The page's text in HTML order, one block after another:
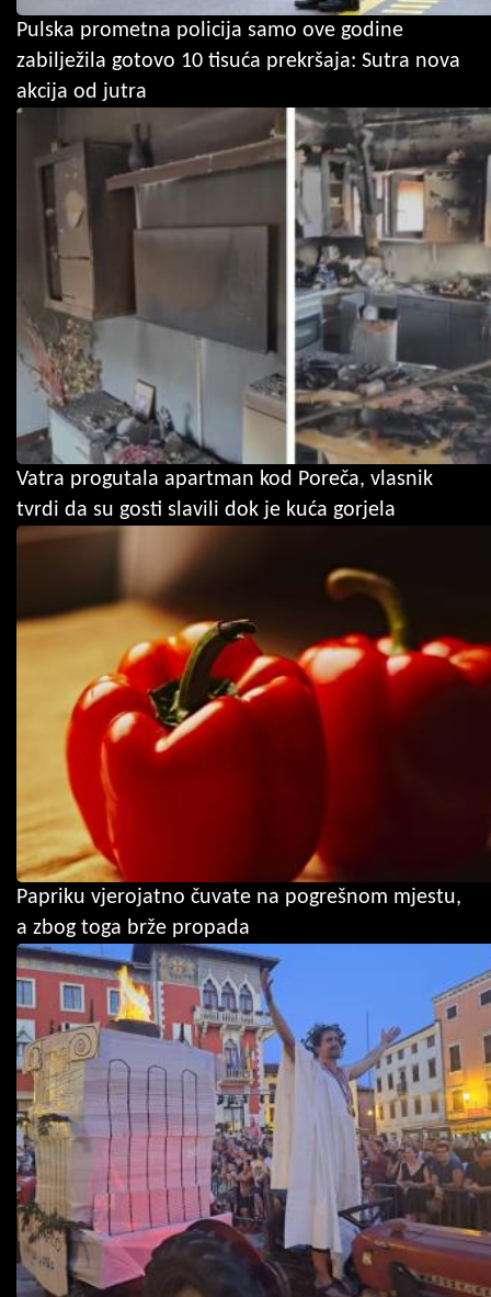
Pulska prometna policija samo ove godine
zabilježila gotovo 10 tisuća prekršaja: Sutra nova
akcija od jutra
Vatra progutala apartman kod Poreča, vlasnik
tvrdi da su gosti slavili dok je kuća gorjela
Papriku vjerojatno čuvate na pogrešnom mjestu,
a zbog toga brže propada